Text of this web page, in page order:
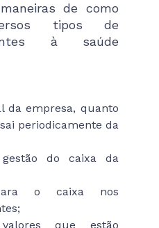
de como
tipos de
à saúde
da empresa, quanto
periodicamente da
do caixa da
o caixa nos
que estão